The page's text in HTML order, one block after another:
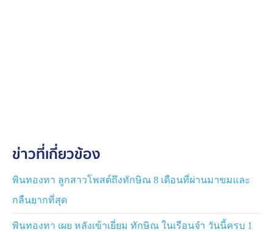
ส่วนจะมีทำบุญอะไรหรือไม่นั้น นางสาวพินทองทา กล่าวว่า
คงจะไปไหนมาไหนกันสะดวกมากขึ้น แต่ยังไม่ได้วางแผน
เรื่องการเดินสายทำบุญ ก็คงทำในสิ่งดี ๆ แต่ตอนนี้รู้สึกตื้น
ตัน พูดไม่ออก
ข่าวที่เกี่ยวข้อง
พินทองทา ลูกสาวโพสต์ถึงทักษิณ 8 เดือนที่ผ่านมาขมและ
กลืนยากที่สุด
พินทองทา เผย หลังเข้าเยี่ยม ทักษิณ ในเรือนจำ วันนี้ครบ 1